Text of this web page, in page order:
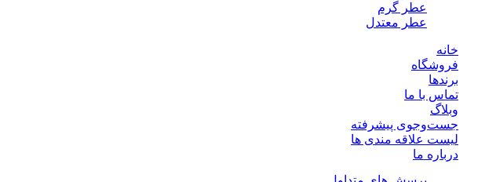
عطر گرم
عطر معتدل
خانه
فروشگاه
برندها
تماس با ما
وبلاگ
جست‌وجوی پیشرفته
لیست علاقه مندی ها
درباره ما